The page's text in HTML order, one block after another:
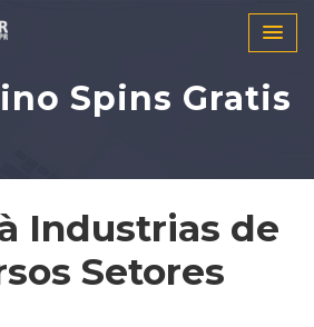
Spins Gratis
Industrias de
Setores